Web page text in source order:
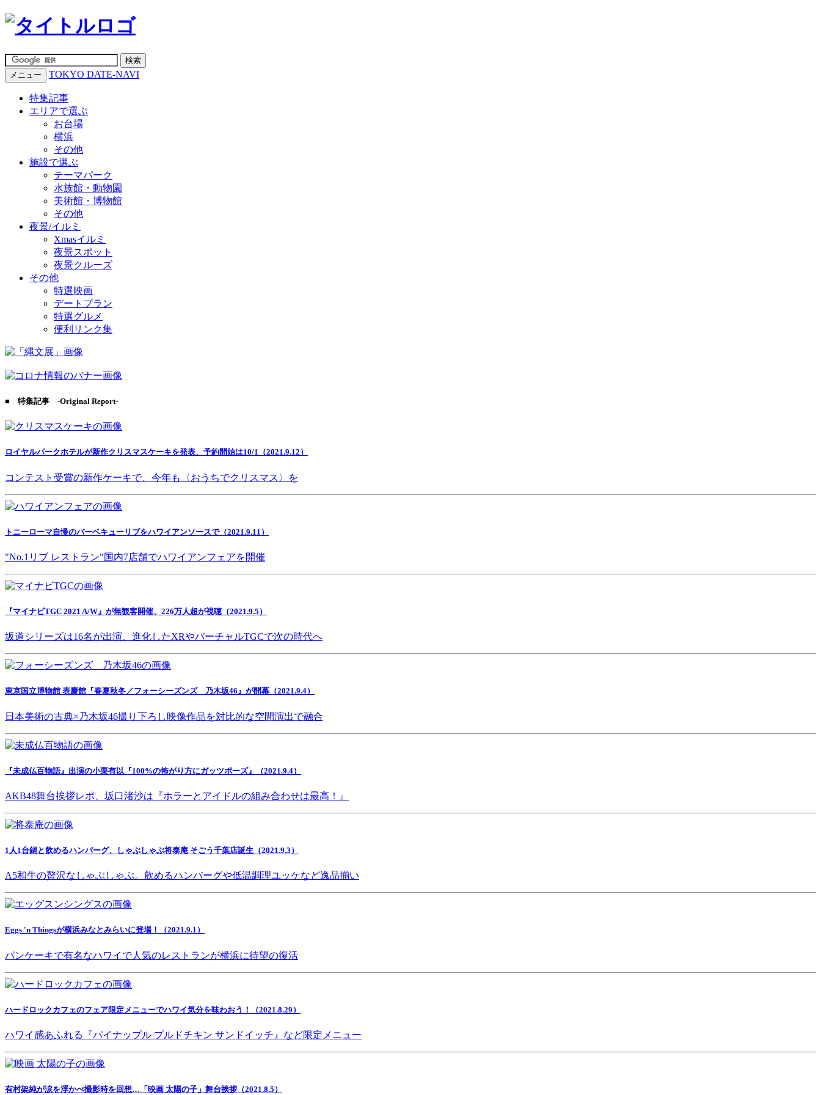
メニュー TOKYO DATE-NAVI
特集記事
エリアで選ぶ
お台場
横浜
その他
施設で選ぶ
テーマパーク
水族館・動物園
美術館・博物館
その他
夜景/イルミ
Xmasイルミ
夜景スポット
夜景クルーズ
その他
特選映画
デートプラン
特選グルメ
便利リンク集
■ 特集記事 -Original Report-
ロイヤルパークホテルが新作クリスマスケーキを発表、予約開始は10/1（2021.9.12）
コンテスト受賞の新作ケーキで、今年も〈おうちでクリスマス〉を
トニーローマ自慢のバーベキューリブをハワイアンソースで（2021.9.11）
"No.1リブ レストラン"国内7店舗でハワイアンフェアを開催
『マイナビTGC 2021 A/W』が無観客開催、226万人超が視聴（2021.9.5）
坂道シリーズは16名が出演、進化したXRやバーチャルTGCで次の時代へ
東京国立博物館 表慶館『春夏秋冬／フォーシーズンズ 乃木坂46』が開幕（2021.9.4）
日本美術の古典×乃木坂46撮り下ろし映像作品を対比的な空間演出で融合
『未成仏百物語』出演の小栗有以『100%の怖がり方にガッツポーズ』（2021.9.4）
AKB48舞台挨拶レポ、坂口渚沙は『ホラーとアイドルの組み合わせは最高！』
1人1台鍋と飲めるハンバーグ、しゃぶしゃぶ将泰庵 そごう千葉店誕生（2021.9.3）
A5和牛の贅沢なしゃぶしゃぶ。飲めるハンバーグや低温調理ユッケなど逸品揃い
Eggs 'n Thingsが横浜みなとみらいに登場！（2021.9.1）
パンケーキで有名なハワイで人気のレストランが横浜に待望の復活
ハードロックカフェのフェア限定メニューでハワイ気分を味わおう！（2021.8.29）
ハワイ感あふれる『パイナップル プルドチキン サンドイッチ』など限定メニュー
有村架純が涙を浮かべ撮影時を回想…「映画 太陽の子」舞台挨拶（2021.8.5）